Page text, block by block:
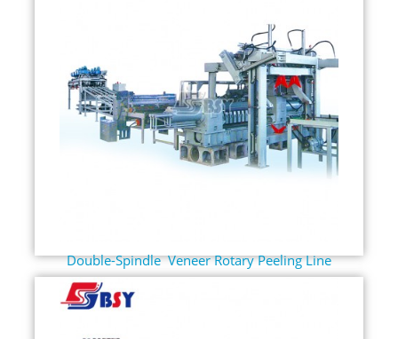
Double-Spindle Veneer Rotary Peeling Line